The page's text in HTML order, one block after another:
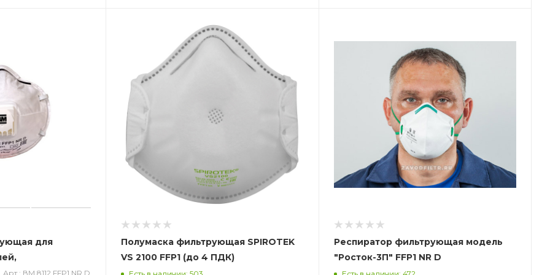
для
выдоха
Арт.: ВМ 8112 FFP1 NR D
Полумаска фильтрующая SPIROTEK
VS 2100 FFP1 (до 4 ПДК)
Респиратор фильтрующая модель
"Росток-3П" FFP1 NR D